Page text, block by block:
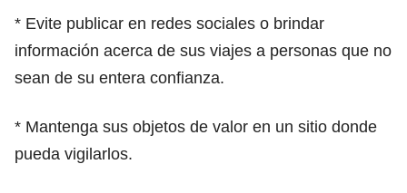
* Evite publicar en redes sociales o brindar
información acerca de sus viajes a personas que no
sean de su entera confianza.
* Mantenga sus objetos de valor en un sitio donde
pueda vigilarlos.